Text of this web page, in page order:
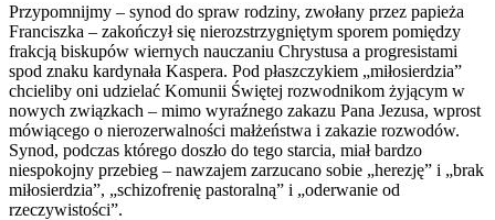
Przypomnijmy – synod do spraw rodziny, zwołany przez papieża
Franciszka – zakończył się nierozstrzygniętym sporem pomiędzy
frakcją biskupów wiernych nauczaniu Chrystusa a progresistami
spod znaku kardynała Kaspera. Pod płaszczykiem „miłosierdzia”
chcieliby oni udzielać Komunii Świętej rozwodnikom żyjącym w
nowych związkach – mimo wyraźnego zakazu Pana Jezusa, wprost
mówiącego o nierozerwalności małżeństwa i zakazie rozwodów.
Synod, podczas którego doszło do tego starcia, miał bardzo
niespokojny przebieg – nawzajem zarzucano sobie „herezję” i „brak
miłosierdzia”, „schizofrenię pastoralną” i „oderwanie od
rzeczywistości”.